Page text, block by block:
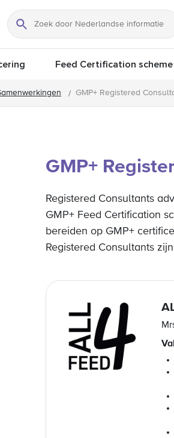
Zoeken
Feed Certification scheme
GMP+ Registered
GMP+
Registered Consultants
GMP+ Feed Certification
bereiden op GMP+
Registered Consultants zijn